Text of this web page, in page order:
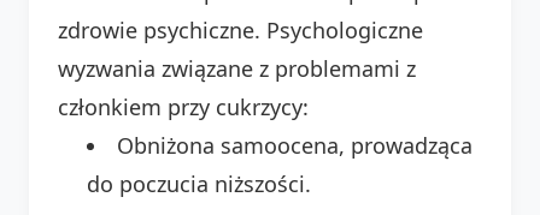
zdrowie psychiczne. Psychologiczne
wyzwania związane z problemami z
członkiem przy cukrzycy:
Obniżona samoocena, prowadząca
do poczucia niższości.